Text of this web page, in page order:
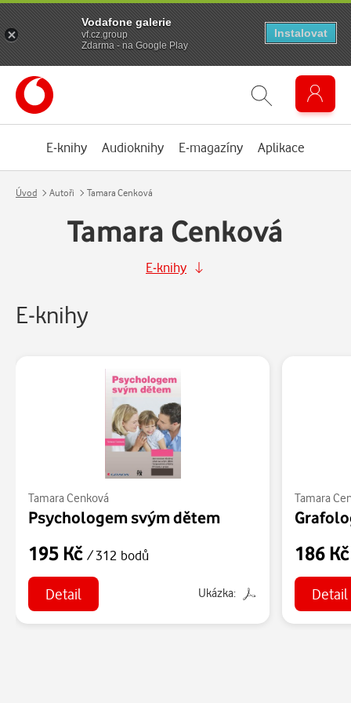
E-knihy Audioknihy E-magazíny Aplikace
Úvod Autoři Tamara Cenková
Tamara Cenková
E-knihy
E-knihy
Tamara Cenková
Psychologem svým dětem
195 Kč / 312 bodů
Detail Ukázka:
Tamara
186
Detail
Vodafone galerie
vf.cz.group
Zdarma - na Google Play
Instalovat